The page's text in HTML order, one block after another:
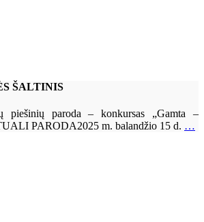
ŠALTINIS
piešinių paroda – konkursas „Gamta –
PARODA2025 m. balandžio 15 d. …